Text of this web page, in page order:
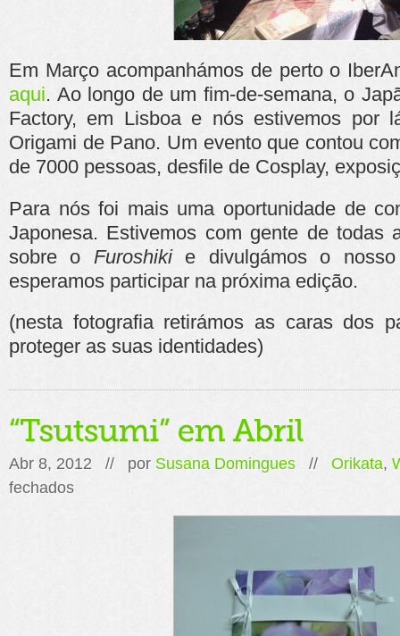
Em Março acompanhámos de perto o
aqui. Ao longo de um fim-de-semana, o
Factory, em Lisboa e nós estivemos
Origami de Pano. Um evento que contou
de 7000 pessoas, desfile de Cosplay,
Para nós foi mais uma oportunidade de
Japonesa. Estivemos com gente de todas
sobre o Furoshikie divulgámos o nosso
esperamos participar na próxima edição.
(nesta fotografia retirámos as caras dos
proteger as suas identidades)
Abr 8, 2012 // por Susana Domingues // Orikata,
fechados